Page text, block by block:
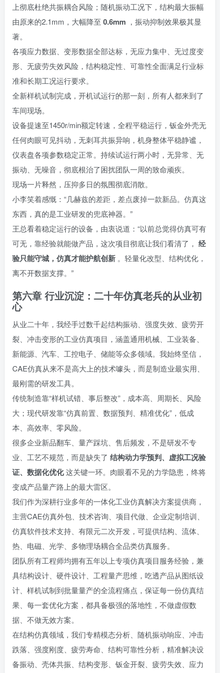
上彻底杜绝共振耦合风险；随机振动工况下，结构最大振幅
由原来的2.1mm，大幅降至 0.6mm ，振动抑制效果极其显
著。
各项应力数据、变形数据全部达标，无应力集中、无过度变
形、无疲劳失效风险，结构稳定性、可靠性全面满足行业标
准和长期工况运行要求。
全新样机试制完成，开机试运行的那一刻，所有人都来到了
车间现场。
设备提速至1450r/min额定转速，全程平稳运行，钣金外壳无
任何肉眼可见抖动，无刺耳共振异响，机身整体平稳静谧，
仪表盘各项参数稳定正常。持续试运行两小时，无异常、无
振动、无噪音，彻底根治了困扰团队一周的致命顽疾。
现场一片释然，压抑多日的氛围彻底消散。
小李笑着感慨：“几赫兹的差距，差点废掉一款新品。仿真这
东西，真的是工业研发的兜底神器。”
王总看着稳定运行的设备，由衷说道：“以前总觉得仿真可有
可无，靠经验就能做产品，这次项目彻底让我们看清了， 经
验只能守城，仿真才能护航创新 。轻量化改型、结构优化，
离不开数据支撑。”
第六章 行业沉淀：二十年仿真老兵的从业初
心
从业二十年，我经手过数千起结构振动、强度失效、疲劳开
裂、冲击变形的工业仿真项目，涵盖通用机械、工业装备、
新能源、汽车、工控电子、储能等众多领域。我始终坚信，
CAE仿真从来不是高大上的技术噱头，而是制造业最实用、
最刚需的研发工具。
传统制造靠“样机试错、事后整改”，成本高、周期长、风险
大；现代研发靠“仿真前置、数据预判、精准优化”，低成
本、高效率、零风险。
很多企业新品翻车、量产踩坑、售后频发，不是研发不专
业、工艺不规范，而是缺失了 结构动力学预判、虚拟工况验
证、数据化优化这关键一环。肉眼看不见的力学隐患，终将
变成产品量产路上的最大雷区。
我们作为深耕行业多年的一体化工业仿真解决方案提供商，
主营CAE仿真外包、技术咨询、项目代做、企业定制培训、
仿真软件技术支持、有限元二次开发，可提供结构、流体、
热、电磁、光学、多物理场耦合全品类仿真服务。
团队所有工程师均拥有五年以上专项仿真项目服务经验，兼
具结构设计、硬件设计、工程量产思维，吃透产品从图纸设
计、样机试制到批量量产的全流程痛点，保证每一份仿真结
果、每一套优化方案，都具备极强的落地性，不做虚假数
据、不做无效方案。
在结构仿真领域，我们专精模态分析、随机振动响应、冲击
跌落、强度刚度、疲劳寿命、结构可靠性分析，精准解决设
备振动、壳体共振、结构变形、钣金开裂、疲劳失效、应力